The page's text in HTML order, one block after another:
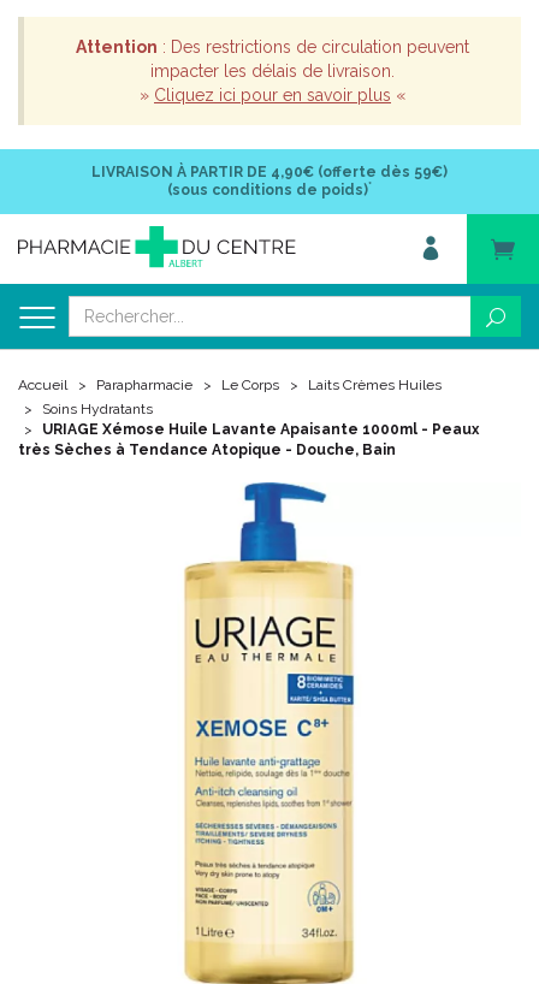
Attention : Des restrictions de circulation peuvent
impacter les délais de livraison.
» Cliquez ici pour en savoir plus «
LIVRAISON À PARTIR DE 4,90€ (offerte dès 59€)
(sous conditions de poids)*
Accueil Parapharmacie Le Corps
Laits Crèmes Huiles
Soins Hydratants
URIAGE Xémose Huile Lavante Apaisante 1000ml - Peaux
très Sèches à Tendance Atopique - Douche, Bain